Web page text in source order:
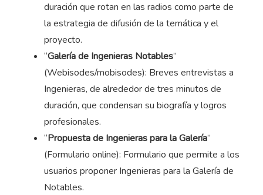
duración que rotan en las radios como parte de
la estrategia de difusión de la temática y el
proyecto.
“Galería de Ingenieras Notables”
(Webisodes/mobisodes): Breves entrevistas a
Ingenieras, de alrededor de tres minutos de
duración, que condensan su biografía y logros
profesionales.
“Propuesta de Ingenieras para la Galería”
(Formulario online): Formulario que permite a los
usuarios proponer Ingenieras para la Galería de
Notables.